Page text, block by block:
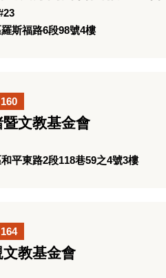
斯福路6段98號4樓
文教基金會
平東路2段118巷59之4號3樓
教基金會